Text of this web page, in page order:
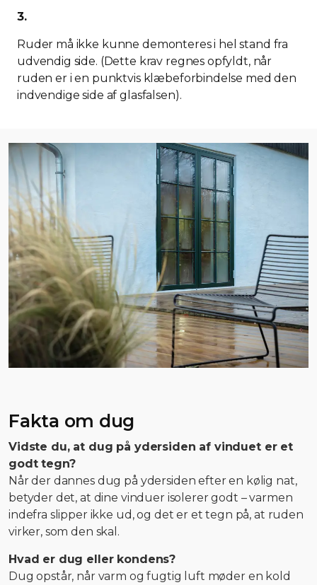
3.
Ruder må ikke kunne demonteres i hel stand fra
udvendig side. (Dette krav regnes opfyldt, når
ruden er i en punktvis klæbeforbindelse med den
indvendige side af glasfalsen).
Fakta om dug
Vidste du, at dug på ydersiden af vinduet er et
godt tegn?
Når der dannes dug på ydersiden efter en kølig nat,
betyder det, at dine vinduer isolerer godt – varmen
indefra slipper ikke ud, og det er et tegn på, at ruden
virker, som den skal.
Hvad er dug eller kondens?
Dug opstår, når varm og fugtig luft møder en kold